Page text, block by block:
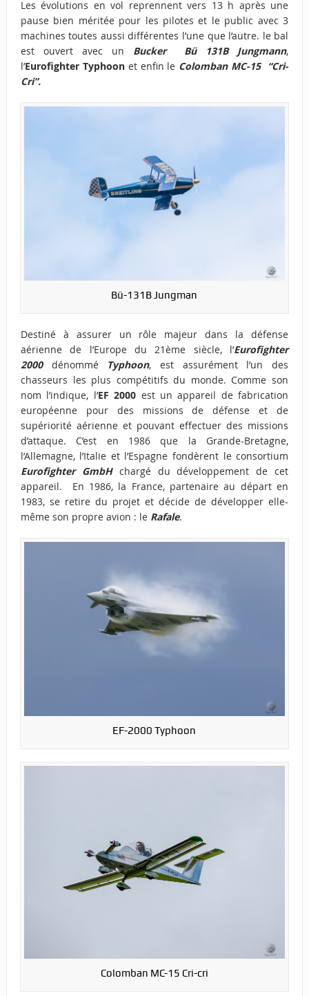
Les évolutions en vol reprennent vers 13 h après une
pause bien méritée pour les pilotes et le public avec 3
machines toutes aussi différentes l’une que l’autre. le bal
est ouvert avec un Bucker Bü 131B Jungmann,
l’Eurofighter Typhoonet enfin le Colomban MC-15 “Cri-
Cri”.
Bü-131B Jungman
Destiné à assurer un rôle majeur dans la défense
aérienne de l’Europe du 21ème siècle, l’Eurofighter
2000dénommé Typhoon, est assurément l’un des
chasseurs les plus compétitifs du monde. Comme son
nom l’indique, l’EF 2000 est un appareil de fabrication
européenne pour des missions de défense et de
supériorité aérienne et pouvant effectuer des missions
d’attaque. C’est en 1986 que la Grande-Bretagne,
l’Allemagne, l’Italie et l’Espagne fondèrent le consortium
Eurofighter GmbHchargé du développement de cet
appareil. En 1986, la France, partenaire au départ en
1983, se retire du projet et décide de développer elle-
même son propre avion : le Rafale.
EF-2000 Typhoon
Colomban MC-15 Cri-cri